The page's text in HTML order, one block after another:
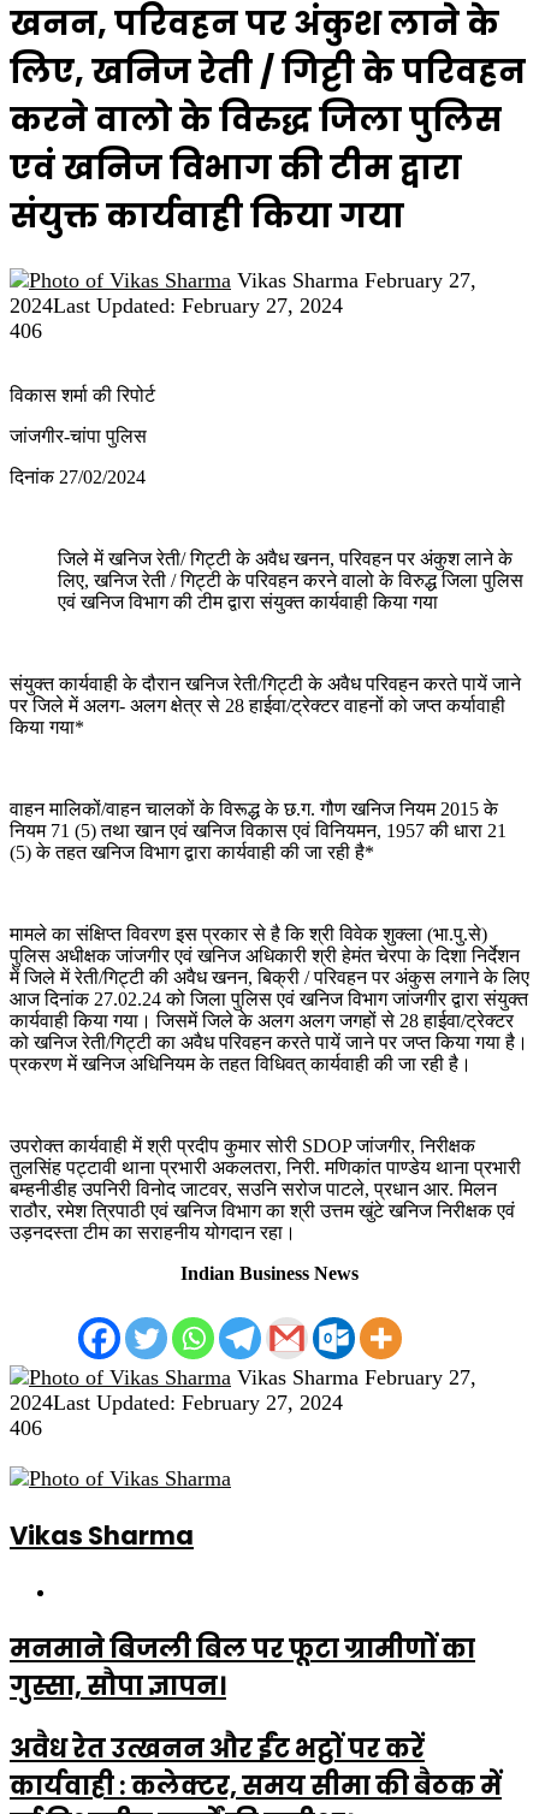
खनन, परिवहन पर अंकुश लाने के
लिए, खनिज रेती / गिट्टी के परिवहन
करने वालो के विरुद्ध जिला पुलिस
एवं खनिज विभाग की टीम द्वारा
संयुक्त कार्यवाही किया गया
Vikas Sharma Send
February 27,
2024Last Updated: February 27, 2024
406
विकास शर्मा की रिपोर्ट
जांजगीर-चांपा पुलिस
दिनांक 27/02/2024
जिले में खनिज रेती/ गिट्टी के अवैध खनन, परिवहन पर अंकुश लाने के
लिए, खनिज रेती / गिट्टी के परिवहन करने वालो के विरुद्ध जिला पुलिस
एवं खनिज विभाग की टीम द्वारा संयुक्त कार्यवाही किया गया
संयुक्त कार्यवाही के दौरान खनिज रेती/गिट्टी के अवैध परिवहन करते पायें जाने
पर जिले में अलग- अलग क्षेत्र से 28 हाईवा/ट्रेक्टर वाहनों को जप्त कर्यावाही
किया गया*
वाहन मालिकों/वाहन चालकों के विरूद्ध के छ.ग. गौण खनिज नियम 2015 के
नियम 71 (5) तथा खान एवं खनिज विकास एवं विनियमन, 1957 की धारा 21
(5) के तहत खनिज विभाग द्वारा कार्यवाही की जा रही है*
मामले का संक्षिप्त विवरण इस प्रकार से है कि श्री विवेक शुक्ला (भा.पु.से)
पुलिस अधीक्षक जांजगीर एवं खनिज अधिकारी श्री हेमंत चेरपा के दिशा निर्देशन
में जिले में रेती/गिट्टी की अवैध खनन, बिक्री / परिवहन पर अंकुस लगाने के लिए
आज दिनांक 27.02.24 को जिला पुलिस एवं खनिज विभाग जांजगीर द्वारा संयुक्त
कार्यवाही किया गया। जिसमें जिले के अलग अलग जगहों से 28 हाईवा/ट्रेक्टर
को खनिज रेती/गिट्टी का अवैध परिवहन करते पायें जाने पर जप्त किया गया है।
प्रकरण में खनिज अधिनियम के तहत विधिवत् कार्यवाही की जा रही है।
उपरोक्त कार्यवाही में श्री प्रदीप कुमार सोरी SDOP जांजगीर, निरीक्षक
तुलसिंह पट्टावी थाना प्रभारी अकलतरा, निरी. मणिकांत पाण्डेय थाना प्रभारी
बम्हनीडीह उपनिरी विनोद जाटवर, सउनि सरोज पाटले, प्रधान आर. मिलन
राठौर, रमेश त्रिपाठी एवं खनिज विभाग का श्री उत्तम खुंटे खनिज निरीक्षक एवं
उड़नदस्ता टीम का सराहनीय योगदान रहा।
Indian Business News
Vikas Sharma Send
February 27,
2024Last Updated: February 27, 2024
406
Vikas Sharma
मनमाने बिजली बिल पर फूटा ग्रामीणों का
गुस्सा, सौपा ज्ञापन।
अवैध रेत उत्खनन और ईंट भट्ठों पर करें
कार्यवाही : कलेक्टर, समय सीमा की बैठक में